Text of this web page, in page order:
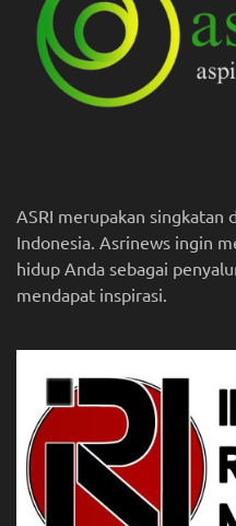
ASRI merupakan singkatan
Indonesia. Asrinews ingin
hidup Anda sebagai
mendapat inspirasi.